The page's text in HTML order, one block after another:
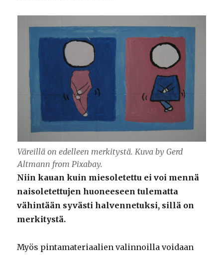
Väreillä on edelleen merkitystä. Kuva by Gerd
Altmann from Pixabay.
Niin kauan kuin miesoletettu ei voi mennä
naisoletettujen huoneeseen tulematta
vähintään syvästi halvennetuksi, sillä on
merkitystä.
Myös pintamateriaalien valinnoilla voidaan